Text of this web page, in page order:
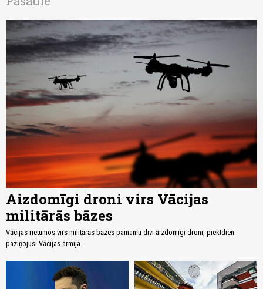
Aizdomīgi droni virs Vācijas
militārās bāzes
Vācijas rietumos virs militārās bāzes pamanīti divi aizdomīgi droni, piektdien
paziņojusi Vācijas armija.